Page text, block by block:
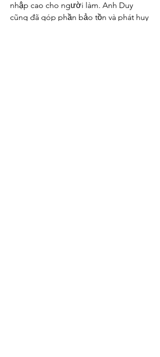
nhập cao cho người làm. Anh Duy
cũng đã góp phần bảo tồn và phát huy